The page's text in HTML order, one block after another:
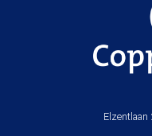
Elzentlaan